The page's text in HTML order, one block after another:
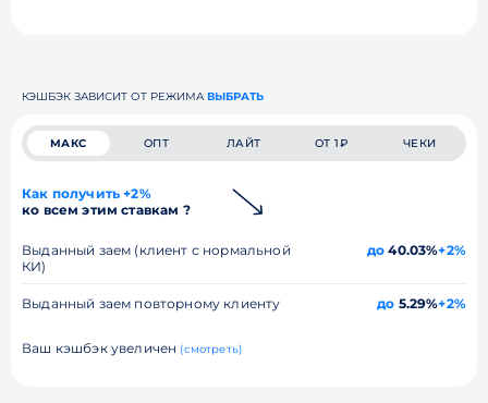
КЭШБЭК ЗАВИСИТ ОТ РЕЖИМА ВЫБРАТЬ
МАКС ОПТ ЛАЙТ ОТ 1₽ ЧЕКИ
Как получить +2%
ко всем этим ставкам ?
Выданный заем (клиент с нормальной
КИ)
до 40.03%+2%
Выданный заем повторному клиенту до 5.29%+2%
Ваш кэшбэк увеличен (смотреть)